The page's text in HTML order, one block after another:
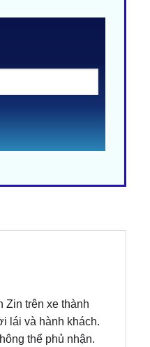
Zin trên xe thành
lái và hành khách.
thể phủ nhận.